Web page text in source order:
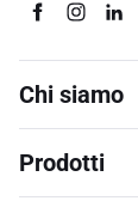
Chi siamo
Prodotti